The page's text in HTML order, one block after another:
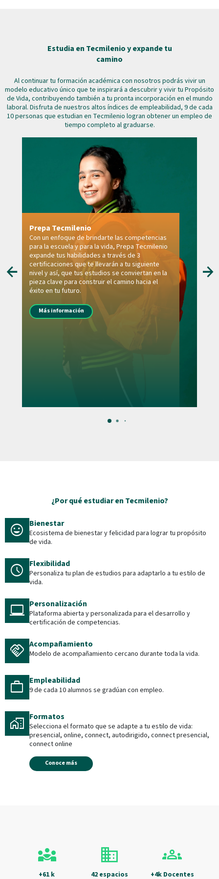
Estudia en Tecmilenio y expande tu
camino
Al continuar tu formación académica con nosotros podrás vivir un
modelo educativo único que te inspirará a descubrir y vivir tu Propósito
de Vida, contribuyendo también a tu pronta incorporación en el mundo
laboral. Disfruta de nuestros altos índices de empleabilidad, 9 de cada
10 personas que estudian en Tecmilenio logran obtener un empleo de
tiempo completo al graduarse.
Prepa Tecmilenio
Con un enfoque de brindarte las competencias
para la escuela y para la vida, Prepa Tecmilenio
expande tus habilidades a través de 3
certificaciones que te llevarán a tu siguiente
nivel y así, que tus estudios se conviertan en la
pieza clave para construir el camino hacia el
éxito en tu futuro.
Más información
¿Por qué estudiar en Tecmilenio?
mood Bienestar
Ecosistema de bienestar y felicidad para lograr tu propósito
de vida.
schedule Flexibilidad
Personaliza tu plan de estudios para adaptarlo a tu estilo de
vida.
laptop_windows Personalización
Plataforma abierta y personalizada para el desarrollo y
certificación de competencias.
handshake Acompañamiento
Modelo de acompañamiento cercano durante toda la vida.
work Empleabilidad
9 de cada 10 alumnos se gradúan con empleo.
home_work Formatos
Selecciona el formato que se adapte a tu estilo de vida:
presencial, online, connect, autodirigido, connect presencial,
connect online
Conoce más
diversity_3
+61 k
domain
42 espacios
groups
+4k Docentes